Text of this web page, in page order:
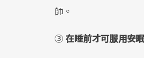
師。
③在睡前才可服用安